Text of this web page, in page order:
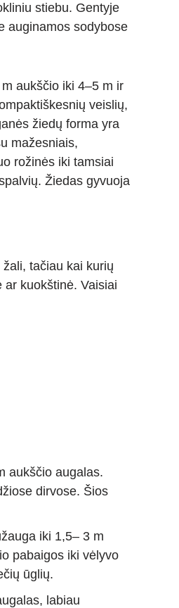
stiebu. Gentyje
auginamos sodybose
aukščio iki 4–5 m ir
veislių,
žiedų forma yra
mažesniais,
rožinės iki tamsiai
Žiedas gyvuoja
tačiau kai kurių
kuokštinė. Vaisiai
aukščio augalas.
dirvose. Šios
iki 1,5– 3 m
pabaigos iki vėlyvo
ūglių.
labiau